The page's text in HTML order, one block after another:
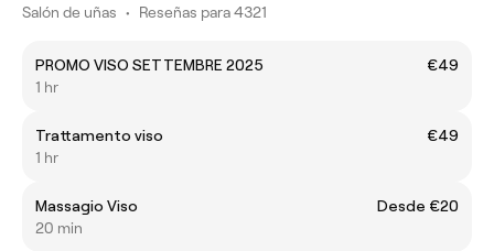
Salón de uñas • Reseñas para 4321
PROMO VISO SETTEMBRE 2025
€49
1 hr
Trattamento viso
€49
1 hr
Massagio Viso
Desde €20
20 min